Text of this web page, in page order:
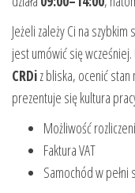
Jeżeli zależy Ci na
jest umówić się wcześniej.
CRDiz bliska, ocenić
prezentuje się kultura
Możliwość
Faktura VAT
Samochód w